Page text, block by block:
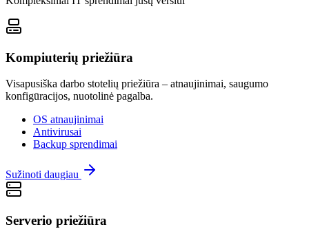
Kompiuterių priežiūra
Visapusiška darbo stotelių priežiūra – atnaujinimai, saugumo
konfigūracijos, nuotolinė pagalba.
OS atnaujinimai
Antivirusai
Backup sprendimai
Sužinoti daugiau
Serverio priežiūra